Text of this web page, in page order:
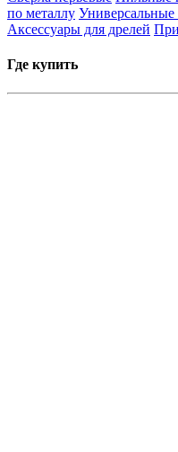
по металлу Универсальные
Аксессуары для дрелей
Где купить